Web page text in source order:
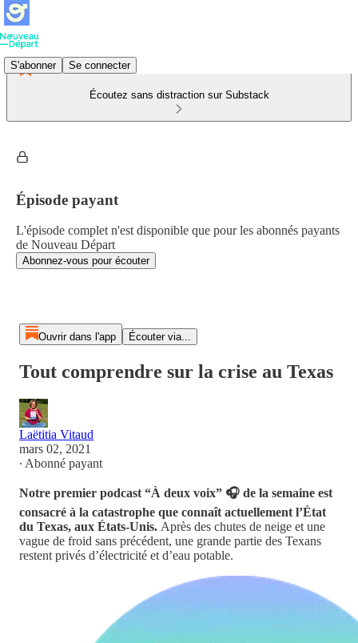
S'abonner Se connecter
Écoutez sans distraction sur Substack
Épisode payant
L'épisode complet n'est disponible que pour les abonnés payants
de Nouveau Départ
Abonnez-vous pour écouter
Ouvrir dans l'app Écouter via...
Tout comprendre sur la crise au Texas
Laëtitia Vitaud
mars 02, 2021
∙ Abonné payant
Notre premier podcast “À deux voix” 🎧 de la semaine est
consacré à la catastrophe que connaît actuellement l’État
du Texas, aux États-Unis. Après des chutes de neige et une
vague de froid sans précédent, une grande partie des Texans
restent privés d’électricité et d’eau potable.